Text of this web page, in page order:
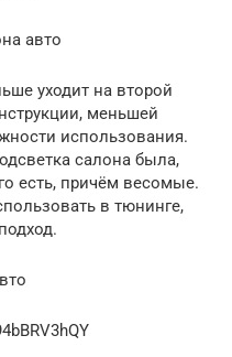
авто
уходит на второй
меньшей
использования.
салона была,
есть, причём весомые.
в тюнинге,